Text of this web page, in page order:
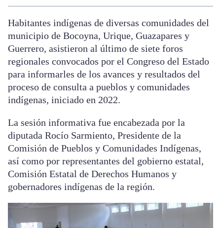
Habitantes indígenas de diversas comunidades del
municipio de Bocoyna, Urique, Guazapares y
Guerrero, asistieron al último de siete foros
regionales convocados por el Congreso del Estado
para informarles de los avances y resultados del
proceso de consulta a pueblos y comunidades
indígenas, iniciado en 2022.
La sesión informativa fue encabezada por la
diputada Rocío Sarmiento, Presidente de la
Comisión de Pueblos y Comunidades Indígenas,
así como por representantes del gobierno estatal,
Comisión Estatal de Derechos Humanos y
gobernadores indígenas de la región.